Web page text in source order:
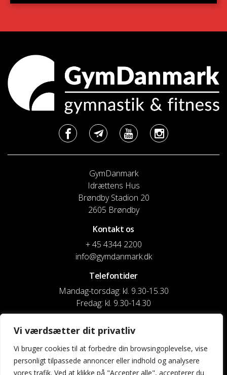
Vi værdsætter dit privatliv
Vi bruger cookies til at forbedre din browsingoplevelse, vise
personligt tilpassede annoncer eller indhold og analysere
vores trafik. Ved at klikke på "Accepter alle", accepterer du
GymDanmark
Idrættens Hus
Brøndby Stadion 20
2605 Brøndby
Kontakt os
+ 45 4344 2200
info@gymdanmark.dk
Telefontider
Mandag-torsdag: kl. 9.30-15.30
Fredag: kl. 9.30-14.30
CVR nr. 20916818
Reg. & Kontonr.: 4180 3119119022
Privatlivspolitik og cookies